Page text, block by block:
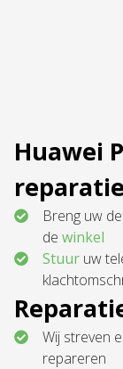
Huawei
reparatie
Breng uw
de winkel
Stuur uw
Wij streven
repareren